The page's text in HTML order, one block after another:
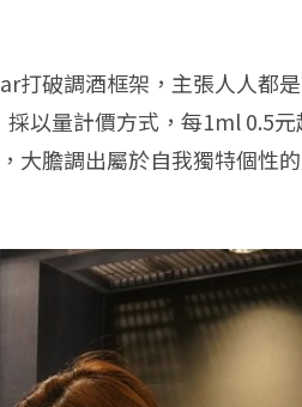
打破調酒框架，主張人人都
以量計價方式，每1ml 0.5
大膽調出屬於自我獨特個性